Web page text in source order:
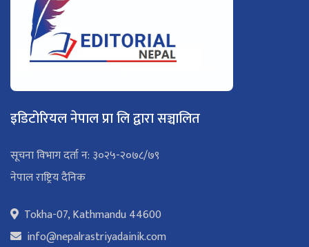
इडिटोरियल नेपाल प्रा लि द्वारा सञ्चालित
सूचना विभाग दर्ता न: ३०२५-२०७८/७९
नेपाल राष्ट्रिय दैनिक
Tokha-07, Kathmandu 44600
info@nepalrastriyadainik.com